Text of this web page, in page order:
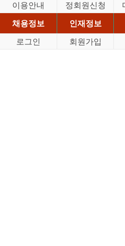
이용안내 정회원신청
채용정보
인재정보
로그인
회원가입